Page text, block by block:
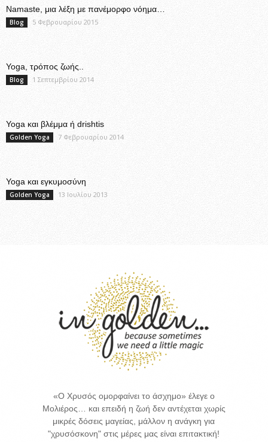
Namaste, μια λέξη με πανέμορφο νόημα…
Blog 5 Φεβρουαρίου 2015
Yoga, τρόπος ζωής..
Blog 1 Σεπτεμβρίου 2014
Yoga και βλέμμα ή drishtis
Golden Yoga 7 Φεβρουαρίου 2014
Yoga και εγκυμοσύνη
Golden Yoga 13 Ιουλίου 2013
«Ο Χρυσός ομορφαίνει το άσχημο» έλεγε ο
Μολιέρος… και επειδή η ζωή δεν αντέχεται χωρίς
μικρές δόσεις μαγείας, μάλλον η ανάγκη για
"χρυσόσκονη" στις μέρες μας είναι επιτακτική!